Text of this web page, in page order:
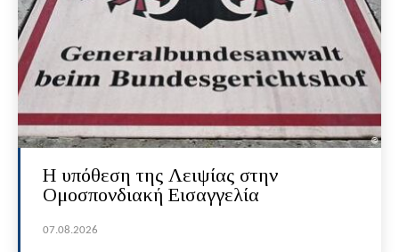
Η υπόθεση της Λειψίας στην
Ομοσπονδιακή Εισαγγελία
07.08.2026